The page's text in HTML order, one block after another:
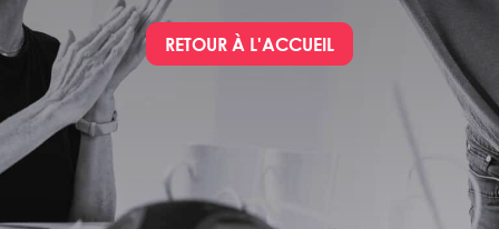
RETOUR À L'ACCUEIL